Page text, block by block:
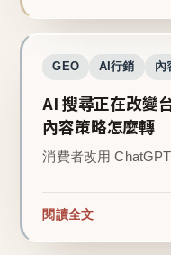
GEO AI行銷 內
AI 搜尋正在改變
內容策略怎麼轉
消費者改用
閱讀全文